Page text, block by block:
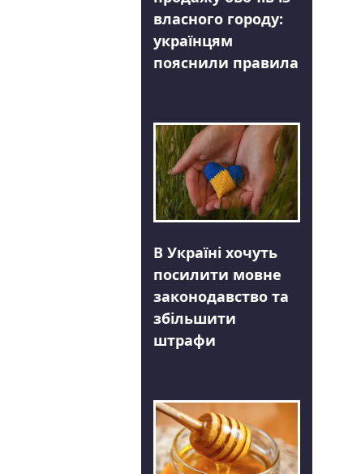
власного городу:
українцям
пояснили правила
В Україні хочуть
посилити мовне
законодавство та
збільшити
штрафи